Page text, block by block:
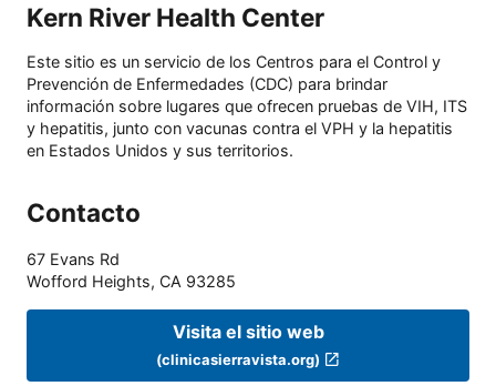
Kern River Health Center
Este sitio es un servicio de los Centros para el Control y
Prevención de Enfermedades (CDC) para brindar
información sobre lugares que ofrecen pruebas de VIH, ITS
y hepatitis, junto con vacunas contra el VPH y la hepatitis
en Estados Unidos y sus territorios.
Contacto
67 Evans Rd
Wofford Heights, CA 93285
Visita el sitio web
(clinicasierravista.org)